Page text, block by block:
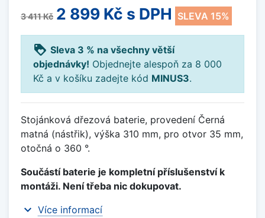
3 411 Kč 2 899 Kč s DPH SLEVA 15%
loyalty Sleva 3 % na všechny větší
objednávky! Objednejte alespoň za 8 000
Kč a v košíku zadejte kód MINUS3.
Stojánková dřezová baterie, provedení Černá
matná (nástřik), výška 310 mm, pro otvor 35 mm,
otočná o 360 °.
Součástí baterie je kompletní příslušenství k
montáži. Není třeba nic dokupovat.
expand_more Více informací